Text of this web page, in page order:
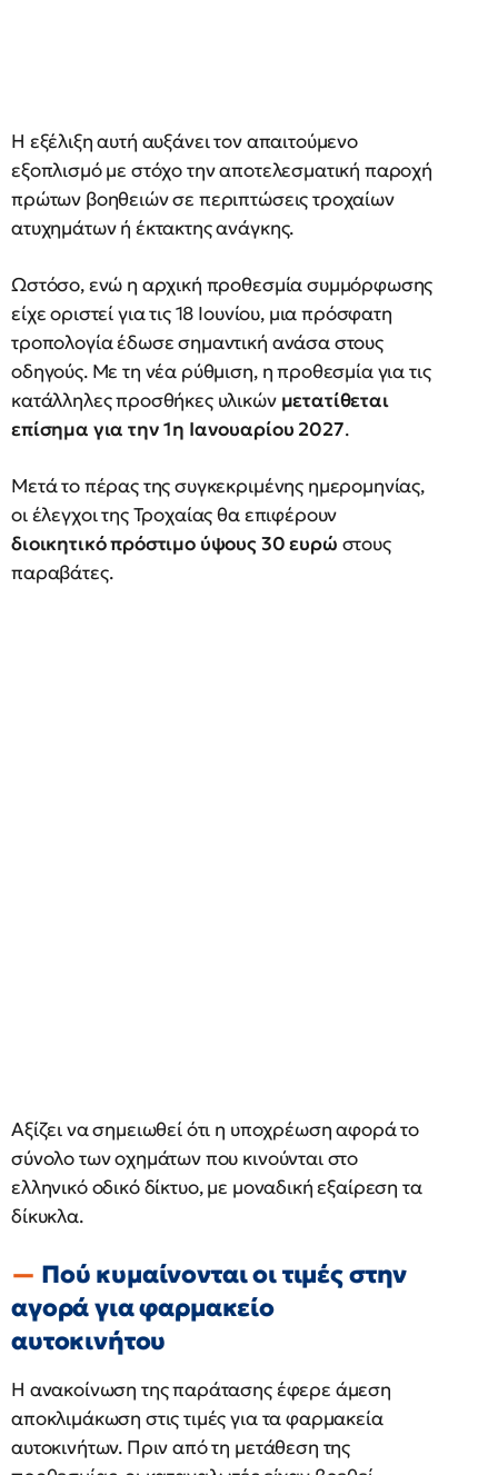
Η εξέλιξη αυτή αυξάνει τον απαιτούμενο
εξοπλισμό με στόχο την αποτελεσματική παροχή
πρώτων βοηθειών σε περιπτώσεις τροχαίων
ατυχημάτων ή έκτακτης ανάγκης.
Ωστόσο, ενώ η αρχική προθεσμία συμμόρφωσης
είχε οριστεί για τις 18 Ιουνίου, μια πρόσφατη
τροπολογία έδωσε σημαντική ανάσα στους
οδηγούς. Με τη νέα ρύθμιση, η προθεσμία για τις
κατάλληλες προσθήκες υλικών μετατίθεται
επίσημα για την 1η Ιανουαρίου 2027.
Μετά το πέρας της συγκεκριμένης ημερομηνίας,
οι έλεγχοι της Τροχαίας θα επιφέρουν
διοικητικό πρόστιμο ύψους 30 ευρώ στους
παραβάτες.
Αξίζει να σημειωθεί ότι η υποχρέωση αφορά το
σύνολο των οχημάτων που κινούνται στο
ελληνικό οδικό δίκτυο, με μοναδική εξαίρεση τα
δίκυκλα.
Πού κυμαίνονται οι τιμές στην
αγορά για φαρμακείο
αυτοκινήτου
Η ανακοίνωση της παράτασης έφερε άμεση
αποκλιμάκωση στις τιμές για τα φαρμακεία
αυτοκινήτων. Πριν από τη μετάθεση της